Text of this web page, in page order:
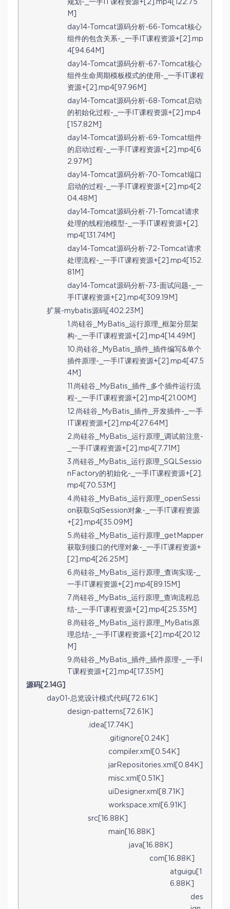
规划-_一手IT课程资源+[2].mp4[122.75
M]
day14-Tomcat源码分析-66-Tomcat核心
组件的包含关系-_一手IT课程资源+[2].mp
4[94.64M]
day14-Tomcat源码分析-67-Tomcat核心
组件生命周期模板模式的使用-_一手IT课程
资源+[2].mp4[97.96M]
day14-Tomcat源码分析-68-Tomcat启动
的初始化过程-_一手IT课程资源+[2].mp4
[157.82M]
day14-Tomcat源码分析-69-Tomcat组件
的启动过程-_一手IT课程资源+[2].mp4[6
2.97M]
day14-Tomcat源码分析-70-Tomcat端口
启动的过程-_一手IT课程资源+[2].mp4[2
04.48M]
day14-Tomcat源码分析-71-Tomcat请求
处理的线程池模型-_一手IT课程资源+[2].
mp4[131.74M]
day14-Tomcat源码分析-72-Tomcat请求
处理流程-_一手IT课程资源+[2].mp4[152.
81M]
day14-Tomcat源码分析-73-面试问题-_一
手IT课程资源+[2].mp4[309.19M]
扩展-mybatis源码[402.23M]
1.尚硅谷_MyBatis_运行原理_框架分层架
构-_一手IT课程资源+[2].mp4[14.49M]
10.尚硅谷_MyBatis_插件_插件编写&单个
插件原理-_一手IT课程资源+[2].mp4[47.5
4M]
11.尚硅谷_MyBatis_插件_多个插件运行流
程-_一手IT课程资源+[2].mp4[21.00M]
12.尚硅谷_MyBatis_插件_开发插件-_一手
IT课程资源+[2].mp4[27.64M]
2.尚硅谷_MyBatis_运行原理_调试前注意-
_一手IT课程资源+[2].mp4[7.71M]
3.尚硅谷_MyBatis_运行原理_SQLSessio
nFactory的初始化-_一手IT课程资源+[2].
mp4[70.53M]
4.尚硅谷_MyBatis_运行原理_openSessi
on获取SqlSession对象-_一手IT课程资源
+[2].mp4[35.09M]
5.尚硅谷_MyBatis_运行原理_getMapper
获取到接口的代理对象-_一手IT课程资源+
[2].mp4[26.25M]
6.尚硅谷_MyBatis_运行原理_查询实现-_
一手IT课程资源+[2].mp4[89.15M]
7.尚硅谷_MyBatis_运行原理_查询流程总
结-_一手IT课程资源+[2].mp4[25.35M]
8.尚硅谷_MyBatis_运行原理_MyBatis原
理总结-_一手IT课程资源+[2].mp4[20.12
M]
9.尚硅谷_MyBatis_插件_插件原理-_一手I
T课程资源+[2].mp4[17.35M]
源码[2.14G]
day01-总览设计模式代码[72.61K]
design-patterns[72.61K]
.idea[17.74K]
.gitignore[0.24K]
compiler.xml[0.54K]
jarRepositories.xml[0.84K]
misc.xml[0.51K]
uiDesigner.xml[8.71K]
workspace.xml[6.91K]
src[16.88K]
main[16.88K]
java[16.88K]
com[16.88K]
atguigu[1
6.88K]
des